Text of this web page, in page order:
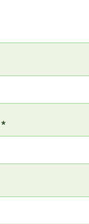
*